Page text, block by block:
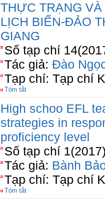
THỰC TRẠNG
LỊCH BIỂN-ĐẢO
GIANG
Số tạp chí
Tác giả: Đào
Tạp chí: Tạp chí
Tóm tắt
High schoo EFL
strategies in
proficiency level
Số tạp chí
Tác giả: Bành
Tạp chí: Tạp chí
Tóm tắt